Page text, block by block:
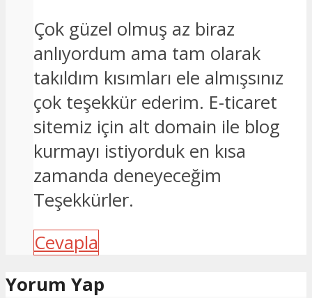
Çok güzel olmuş az biraz
anlıyordum ama tam olarak
takıldım kısımları ele almışsınız
çok teşekkür ederim. E-ticaret
sitemiz için alt domain ile blog
kurmayı istiyorduk en kısa
zamanda deneyeceğim
Teşekkürler.
Cevapla
Yorum Yap